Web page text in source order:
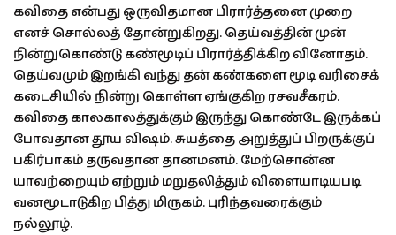
கவிதை என்பது ஒருவிதமான பிரார்த்தனை முறை
எனச் சொல்லத் தோன்றுகிறது. தெய்வத்தின் முன்
நின்றுகொண்டு கண்மூடிப் பிரார்த்திக்கிற வினோதம்.
தெய்வமும் இறங்கி வந்து தன் கண்களை மூடி வரிசைக்
கடைசியில் நின்று கொள்ள ஏங்குகிற ரசவசீகரம்.
கவிதை காலகாலத்துக்கும் இருந்து கொண்டே இருக்கப்
போவதான தூய விஷம். சுயத்தை அறுத்துப் பிறருக்குப்
பகிர்பாகம் தருவதான தானமனம். மேற்சொன்ன
யாவற்றையும் ஏற்றும் மறுதலித்தும் விளையாடியபடி
வனமூடாடுகிற பித்து மிருகம். புரிந்தவரைக்கும்
நல்லூழ்.